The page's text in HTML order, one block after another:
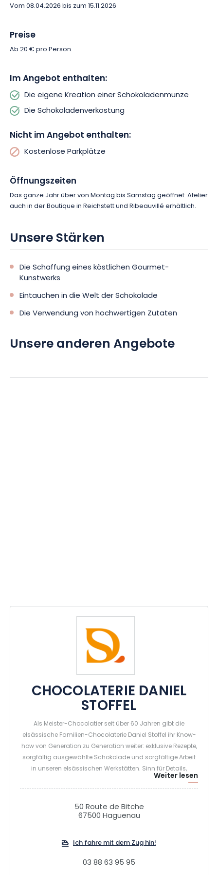
Vom 08.04.2026 bis zum 15.11.2026
Preise
Ab 20 € pro Person.
Im Angebot enthalten:
Die eigene Kreation einer Schokoladenmünze
Die Schokoladenverkostung
Nicht im Angebot enthalten:
Kostenlose Parkplätze
Öffnungszeiten
Das ganze Jahr über von Montag bis Samstag geöffnet. Atelier
auch in der Boutique in Reichstett und Ribeauvillé erhältlich.
Unsere Stärken
Die Schaffung eines köstlichen Gourmet-
Kunstwerks
Eintauchen in die Welt der Schokolade
Die Verwendung von hochwertigen Zutaten
Unsere anderen Angebote
CHOCOLATERIE DANIEL
STOFFEL
Als Meister-Chocolatier seit über 60 Jahren gibt die
elsässische Familien-Chocolaterie Daniel Stoffel ihr Know-
how von Generation zu Generation weiter: exklusive Rezepte,
sorgfältig ausgewählte Schokolade und sorgfältige Arbeit
in unseren elsässischen Werkstätten. Sinn für Details,
Meisterschaft in der Zusammenstellung von
Geschmäckern und Materialien, unsere Chocolatiers
zeichnen sich in der Kunst der Kreativität & Geschicklichkeit
aus. Unser Know-how wird von der Bohne bis zur Tafel
schon vor langer Zeit getroffen haben.
Weiter lesen
50 Route de Bitche
67500 Haguenau
Ich fahre mit dem Zug hin!
03 88 63 95 95